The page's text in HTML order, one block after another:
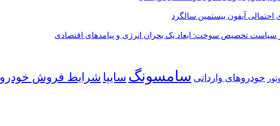
احتمالی آیفون بیستمین سالگرد
سیاست تخصیص سوخت: ابعاد یک بحران انرژی و پیامدهای اقتصادی
خودروهای وارداتی سامسونگ سایپا شرایط فروش خودرو